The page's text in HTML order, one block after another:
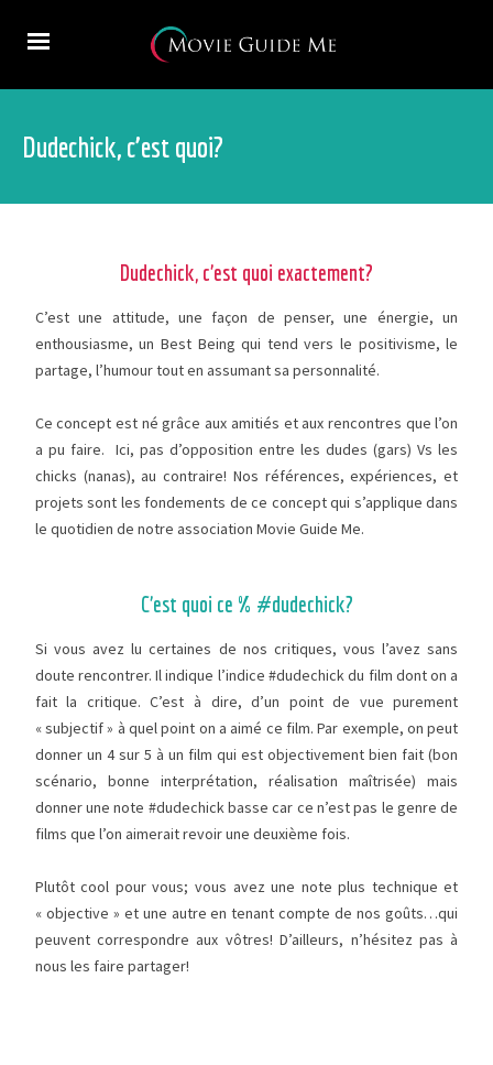
Dudechick, c’est quoi?
Dudechick, c’est quoi exactement?
C’est une attitude, une façon de penser, une énergie, un
enthousiasme, un Best Being qui tend vers le positivisme, le
partage, l’humour tout en assumant sa personnalité.
Ce concept est né grâce aux amitiés et aux rencontres que l’on
a pu faire. Ici, pas d’opposition entre les dudes (gars) Vs les
chicks (nanas), au contraire! Nos références, expériences, et
projets sont les fondements de ce concept qui s’applique dans
le quotidien de notre association Movie Guide Me.
C’est quoi ce % #dudechick?
Si vous avez lu certaines de nos critiques, vous l’avez sans
doute rencontrer. Il indique l’indice #dudechick du film dont on a
fait la critique. C’est à dire, d’un point de vue purement
« subjectif » à quel point on a aimé ce film. Par exemple, on peut
donner un 4 sur 5 à un film qui est objectivement bien fait (bon
scénario, bonne interprétation, réalisation maîtrisée) mais
donner une note #dudechick basse car ce n’est pas le genre de
films que l’on aimerait revoir une deuxième fois.
Plutôt cool pour vous; vous avez une note plus technique et
« objective » et une autre en tenant compte de nos goûts…qui
peuvent correspondre aux vôtres! D’ailleurs, n’hésitez pas à
nous les faire partager!